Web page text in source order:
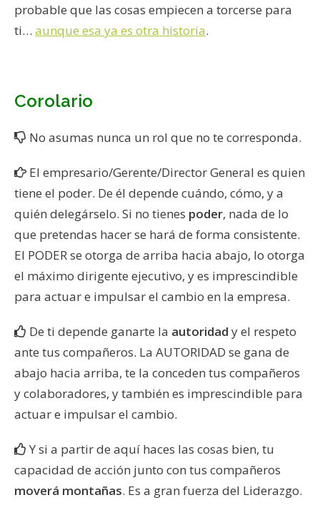
probable que las cosas empiecen a torcerse para
ti… aunque esa ya es otra historia.
Corolario
No asumas nunca un rol que no te corresponda.
El empresario/Gerente/Director General es quien
tiene el poder. De él depende cuándo, cómo, y a
quién delegárselo. Si no tienes poder, nada de lo
que pretendas hacer se hará de forma consistente.
El PODER se otorga de arriba hacia abajo, lo otorga
el máximo dirigente ejecutivo, y es imprescindible
para actuar e impulsar el cambio en la empresa.
De ti depende ganarte la autoridad y el respeto
ante tus compañeros. La AUTORIDAD se gana de
abajo hacia arriba, te la conceden tus compañeros
y colaboradores, y también es imprescindible para
actuar e impulsar el cambio.
Y si a partir de aquí haces las cosas bien, tu
capacidad de acción junto con tus compañeros
moverá montañas. Es a gran fuerza del Liderazgo.